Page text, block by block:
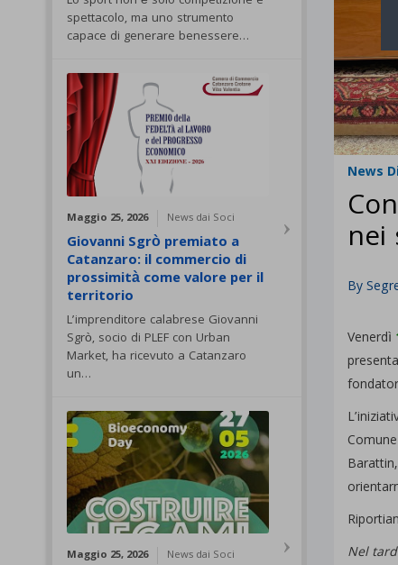
spettacolo, ma uno strumento
capace di generare benessere…
Maggio 25, 2026 News dai Soci
Giovanni Sgrò premiato a
Catanzaro: il commercio di
prossimità come valore per il
territorio
L’imprenditore calabrese Giovanni
Sgrò, socio di PLEF con Urban
Market, ha ricevuto a Catanzaro
un…
Maggio 25, 2026 News dai Soci
News
nei
By
Venerdì
Nel